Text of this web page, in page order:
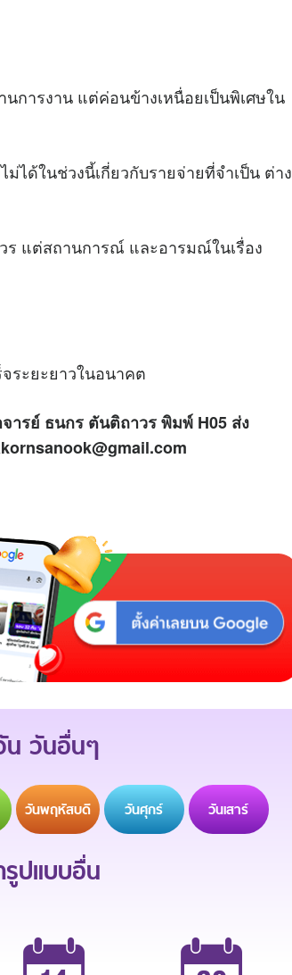
การงาน แต่ค่อนข้างเหนื่อยเป็นพิเศษใน
ได้ในช่วงนี้เกี่ยวกับรายจ่ายที่จำเป็น ต่าง
ร แต่สถานการณ์ และอารมณ์ในเรื่อง
ระยะยาวในอนาคต
ารย์ ธนกร ตันติถาวร พิมพ์ H05 ส่ง
น วันอื่นๆ
วันพฤหัสบดี วันศุกร์ วันเสาร์
รูปแบบอื่น